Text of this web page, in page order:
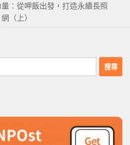
量：從呷飯出發，打造永續長照
網（上）